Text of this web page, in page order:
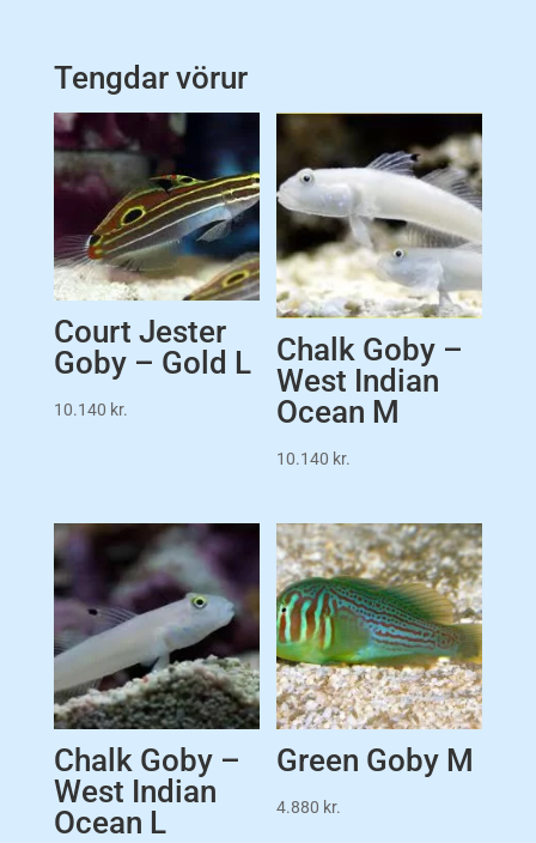
Tengdar vörur
Court Jester
Goby – Gold L
10.140 kr.
Chalk Goby –
West Indian
Ocean M
10.140 kr.
Chalk Goby –
West Indian
Ocean L
Green Goby M
4.880 kr.